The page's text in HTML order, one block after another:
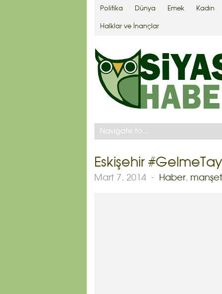
Politika Dünya Emek Kadın
Halklar ve İnançlar
Eskişehir
Mart 7, 2014 - Haber, manşet